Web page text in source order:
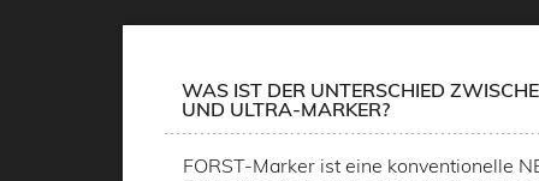
WAS IST DER UNTERSCHIED
UND ULTRA-MARKER?
FORST-Marker ist eine konventionelle